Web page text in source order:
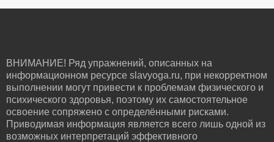
ВНИМАНИЕ! Ряд упражнений, описанных на
информационном ресурсе slavyoga.ru, при некорректном
выполнении могут привести к проблемам физического и
психического здоровья, поэтому их самостоятельное
освоение сопряжено с определёнными рисками.
Приводимая информация является всего лишь одной из
возможных интерпретаций эффективного